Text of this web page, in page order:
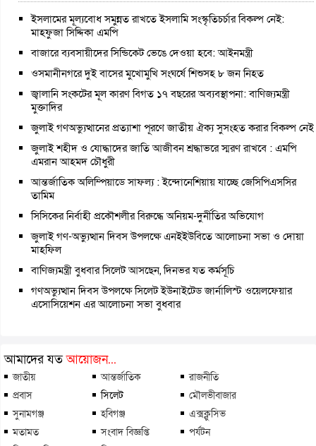
ইসলামের মূল্যবোধ সমুন্নত রাখতে ইসলামি সংস্কৃতিচর্চার বিকল্প নেই:
মাহফুজা সিদ্দিকা এমপি
বাজারে ব্যবসায়ীদের সিন্ডিকেট ভেঙে দেওয়া হবে: আইনমন্ত্রী
ওসমানীনগরে দুই বাসের মুখোমুখি সংঘর্ষে শিশুসহ ৮ জন নিহত
জ্বালানি সংকটের মূল কারণ বিগত ১৭ বছরের অব্যবস্থাপনা: বাণিজ্যমন্ত্রী
মুক্তাদির
জুলাই গণঅভ্যুত্থানের প্রত্যাশা পূরণে জাতীয় ঐক্য সুসংহত করার বিকল্প নেই
জুলাই শহীদ ও যোদ্ধাদের জাতি আজীবন শ্রদ্ধাভরে স্মরণ রাখবে : এমপি
এমরান আহমদ চৌধুরী
আন্তর্জাতিক অলিম্পিয়াডে সাফল্য : ইন্দোনেশিয়ায় যাচ্ছে জেসিপিএসসির
তামিম
সিসিকের নির্বাহী প্রকৌশলীর বিরুদ্ধে অনিয়ম-দুর্নীতির অভিযোগ
জুলাই গণ-অভ্যুত্থান দিবস উপলক্ষে এনইইউবিতে আলোচনা সভা ও দোয়া
মাহফিল
বাণিজ্যমন্ত্রী বুধবার সিলেট আসছেন, দিনভর যত কর্মসূচি
গণঅভ্যুত্থান দিবস উপলক্ষে সিলেট ইউনাইটেড জার্নালিস্ট ওয়েলফেয়ার
এসোসিয়েশন এর আলোচনা সভা বুধবার
আমাদের যতআয়োজন...
জাতীয় আন্তর্জাতিক
রাজনীতি
প্রবাস
সিলেট
মৌলভীবাজার
সুনামগঞ্জ
হবিগঞ্জ
এক্সক্লুসিভ
মতামত
সংবাদ বিজ্ঞপ্তি
পর্যটন